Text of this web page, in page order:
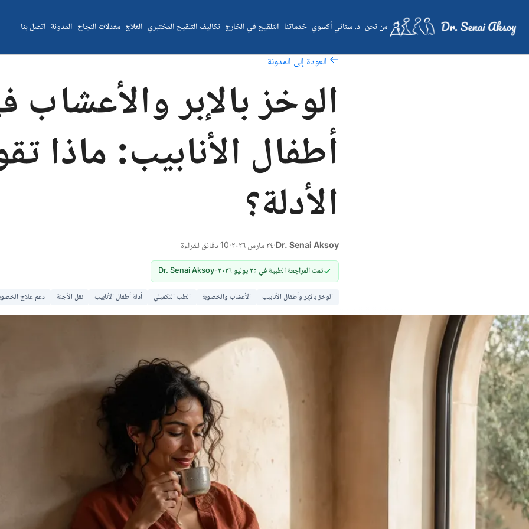
من نحن د. سنائي أكسوي خدماتنا التلقيح في الخارج تكاليف التلقيح المختبري العلاج معدلات النجاح المدونة اتصل بنا
العودة إلى المدونة
الوخز بالإبر والأعشاب
أطفال الأنابيب: ماذا
الأدلة؟
Dr. Senai Aksoy
·٢٤ مارس ٢٠٢٦ ·10 دقائق للقراءة
تمت المراجعة الطبية في ٢٥ يوليو ٢٠٢٦ -
Dr. Senai Aksoy
الوخز بالإبر وأطفال الأنابيب الأعشاب والخصوبة الطب التكميلي أدلة أطفال الأنابيب نقل الأجنة دعم علاج